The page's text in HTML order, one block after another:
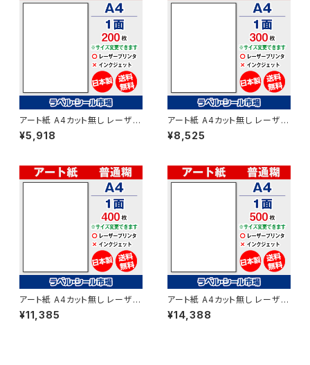
アート紙 A4カット無し レーザー
プリンター用ラベルシール 200
枚 T1Y1B-2【日本製】
¥5,918
アート紙 A4カット無し レーザー
プリンター用ラベルシール 300
枚 T1Y1B-3【日本製】
¥8,525
アート紙 A4カット無し レーザー
プリンター用ラベルシール 400
枚 T1Y1B-4【日本製】
¥11,385
アート紙 A4カット無し レーザー
プリンター用ラベルシール 500
枚 T1Y1B【日本製】
¥14,388